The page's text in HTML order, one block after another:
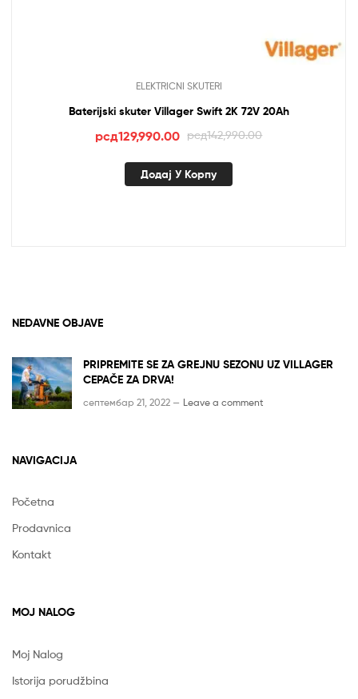
ELEKTRICNI SKUTERI
Baterijski skuter Villager Swift 2K 72V 20Ah
рсд142,990.00
Оригинална
је
рсд129,990.00Тренутна
је:
Додај У Корпу
NEDAVNE OBJAVE
PRIPREMITE SE ZA GREJNU SEZONU UZ VILLAGER
CEPAČE ZA DRVA!
септембар 21, 2022 — Leave a comment
NAVIGACIJA
Početna
Prodavnica
Kontakt
MOJ NALOG
Moj Nalog
Istorija porudžbina